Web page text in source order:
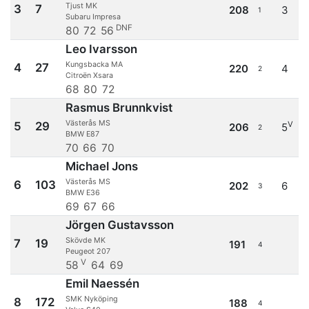
3 7
Tjust MK
Subaru Impresa
80 72 56 DNF
208 1 3
4 27
Leo Ivarsson
Kungsbacka MA
Citroën Xsara
68 80 72
220 2 4
5 29
Rasmus Brunnkvist
Västerås MS
BMW E87
70 66 70
206 2 5V
6 103
Michael Jons
Västerås MS
BMW E36
69 67 66
202 3 6
7 19
Jörgen Gustavsson
Skövde MK
Peugeot 207
58 V 64 69
191 4
8 172
Emil Naessén
SMK Nyköping
188 4